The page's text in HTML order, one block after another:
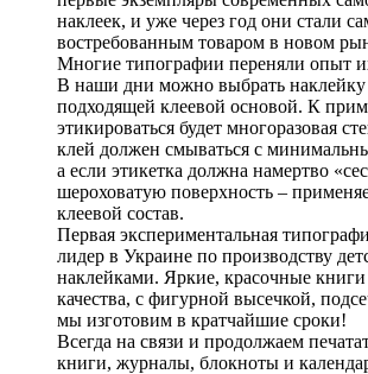
наклеек, и уже через год они стали
востребованным товаром в новом
Многие типографии переняли опыт
В наши дни можно выбрать наклейку
подходящей клеевой основой. К
этикироваться будет многоразовая
клей должен смываться с
а если этикетка должна намертво
шероховатую поверхность –
клеевой состав.
Первая экспериментальная
лидер в Украине по производству
наклейками. Яркие, красочные
качества, с фигурной высечкой,
мы изготовим в кратчайшие сроки!
Всегда на связи и продолжаем
книги, журналы, блокноты и